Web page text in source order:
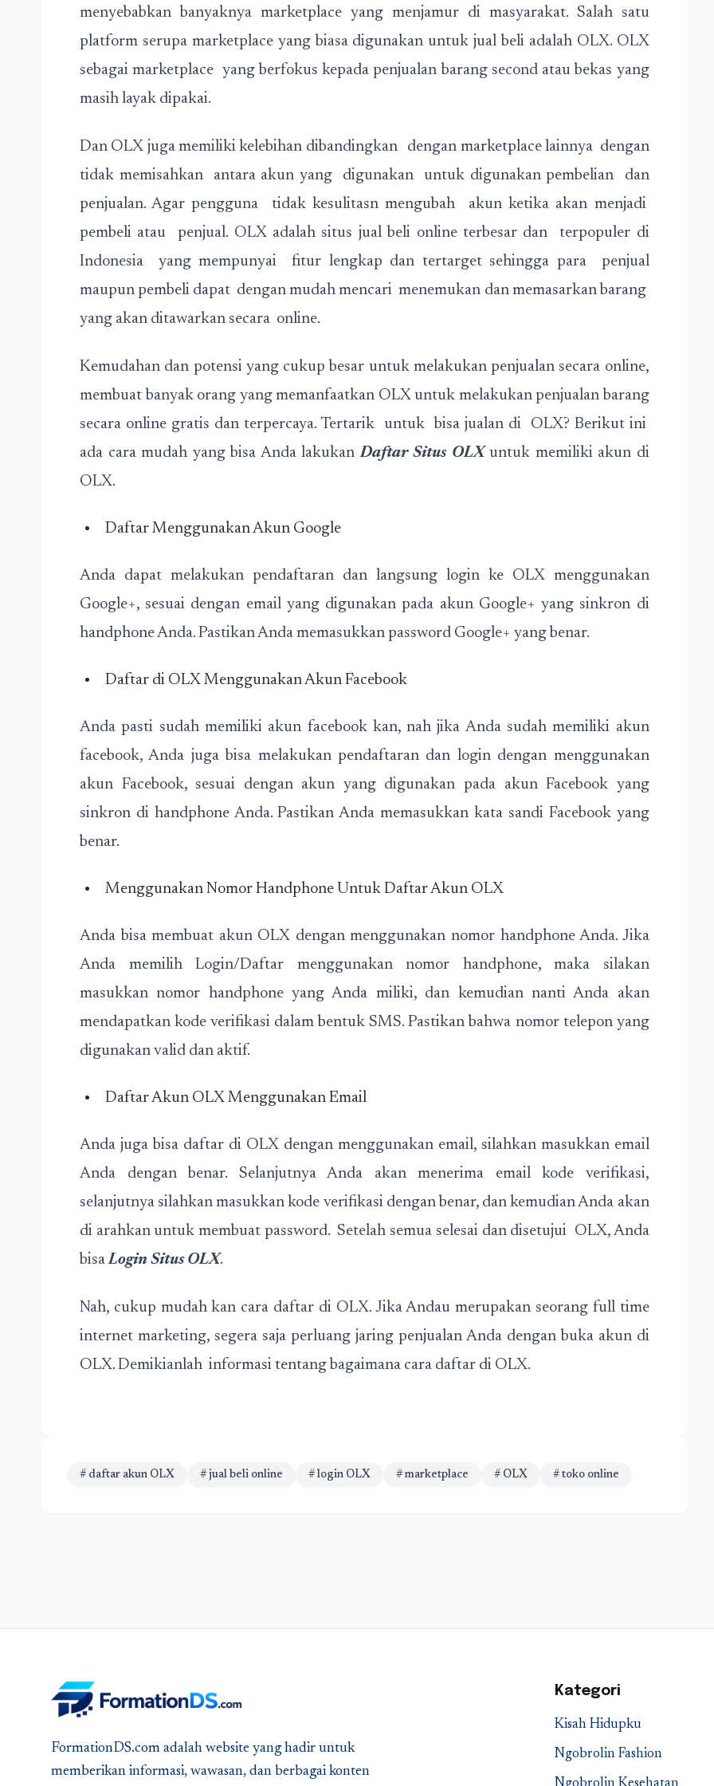
menyebabkan banyaknya marketplace yang menjamur di masyarakat. Salah satu
platform serupa marketplace yang biasa digunakan untuk jual beli adalah OLX. OLX
sebagai marketplace yang berfokus kepada penjualan barang second atau bekas yang
masih layak dipakai.
Dan OLX juga memiliki kelebihan dibandingkan dengan marketplace lainnya dengan
tidak memisahkan antara akun yang digunakan untuk digunakan pembelian dan
penjualan. Agar pengguna tidak kesulitasn mengubah akun ketika akan menjadi
pembeli atau penjual. OLX adalah situs jual beli online terbesar dan terpopuler di
Indonesia yang mempunyai fitur lengkap dan tertarget sehingga para penjual
maupun pembeli dapat dengan mudah mencari menemukan dan memasarkan barang
yang akan ditawarkan secara online.
Kemudahan dan potensi yang cukup besar untuk melakukan penjualan secara online,
membuat banyak orang yang memanfaatkan OLX untuk melakukan penjualan barang
secara online gratis dan terpercaya. Tertarik untuk bisa jualan di OLX? Berikut ini
ada cara mudah yang bisa Anda lakukanDaftar Situs OLXuntuk memiliki akun di
OLX.
Daftar Menggunakan Akun Google
Anda dapat melakukan pendaftaran dan langsung login ke OLX menggunakan
Google+, sesuai dengan email yang digunakan pada akun Google+ yang sinkron di
handphone Anda. Pastikan Anda memasukkan password Google+ yang benar.
Daftar di OLX Menggunakan Akun Facebook
Anda pasti sudah memiliki akun facebook kan, nah jika Anda sudah memiliki akun
facebook, Anda juga bisa melakukan pendaftaran dan login dengan menggunakan
akun Facebook, sesuai dengan akun yang digunakan pada akun Facebook yang
sinkron di handphone Anda. Pastikan Anda memasukkan kata sandi Facebook yang
benar.
Menggunakan Nomor Handphone Untuk Daftar Akun OLX
Anda bisa membuat akun OLX dengan menggunakan nomor handphone Anda. Jika
Anda memilih Login/Daftar menggunakan nomor handphone, maka silakan
masukkan nomor handphone yang Anda miliki, dan kemudian nanti Anda akan
mendapatkan kode verifikasi dalam bentuk SMS. Pastikan bahwa nomor telepon yang
digunakan valid dan aktif.
Daftar Akun OLX Menggunakan Email
Anda juga bisa daftar di OLX dengan menggunakan email, silahkan masukkan email
Anda dengan benar. Selanjutnya Anda akan menerima email kode verifikasi,
selanjutnya silahkan masukkan kode verifikasi dengan benar, dan kemudian Anda akan
di arahkan untuk membuat password. Setelah semua selesai dan disetujui OLX, Anda
bisaLogin Situs OLX.
Nah, cukup mudah kan cara daftar di OLX. Jika Andau merupakan seorang full time
internet marketing, segera saja perluang jaring penjualan Anda dengan buka akun di
OLX. Demikianlah informasi tentang bagaimana cara daftar di OLX.
# daftar akun OLX # jual beli online # login OLX # marketplace # OLX # toko online
FormationDS.com adalah website yang hadir untuk
memberikan informasi, wawasan, dan berbagai konten
Kategori
Kisah Hidupku
Ngobrolin Fashion